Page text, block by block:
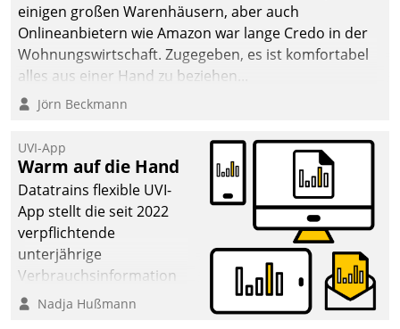
abgeben – rund um die
Uhr.
einigen großen Warenhäusern, aber auch
Onlineanbietern wie Amazon war lange Credo in der
Wohnungswirtschaft. Zugegeben, es ist komfortabel
alles aus einer Hand zu beziehen...
Jörn Beckmann
UVI-App
Warm auf die Hand
Datatrains flexible UVI-
App stellt die seit 2022
verpflichtende
unterjährige
Verbrauchsinformation
schnell, zuverlässig und
Nadja Hußmann